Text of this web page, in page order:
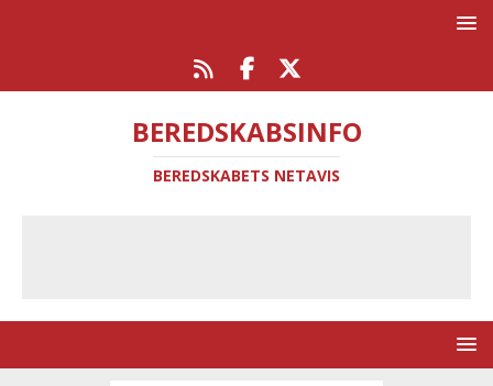
BEREDSKABSINFO
BEREDSKABETS NETAVIS